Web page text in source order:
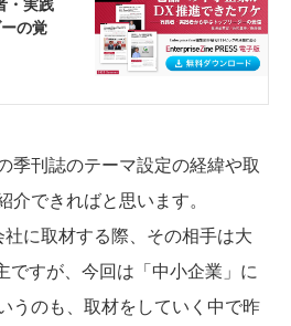
季刊誌のテーマ設定の経緯や取
できればと思います。
に取材する際、その相手は大
ですが、今回は「中小企業」に
うのも、取材をしていく中で昨